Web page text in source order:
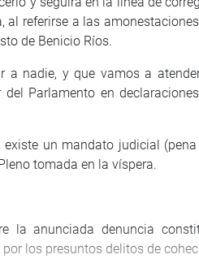
al referirse a las
de Benicio Ríos.
a nadie, y que vamos a
Parlamento en
un mandato judicial (pena
tomada en la víspera.
la anunciada denuncia
los presuntos delitos de